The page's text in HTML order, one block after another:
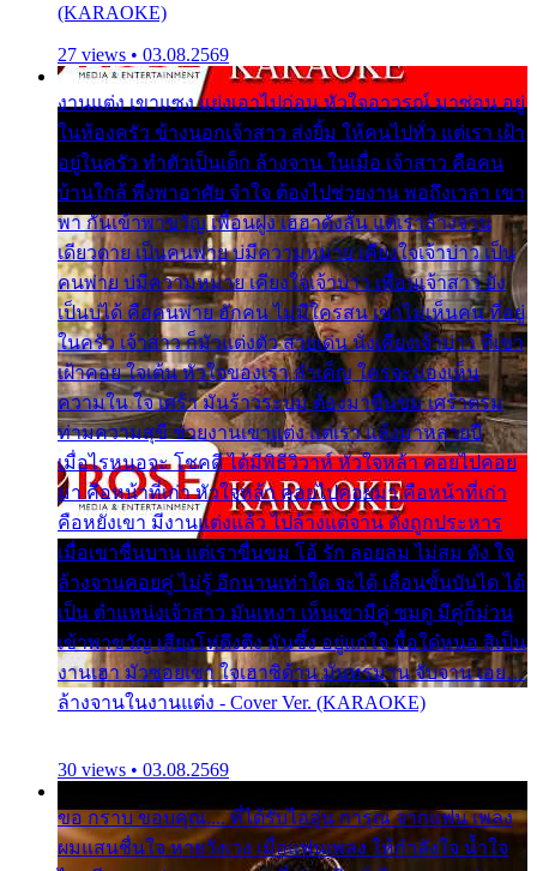
(KARAOKE)
27 views • 03.08.2569
งานแต่ง เขาแซง แย่งเอาไปก่อน หัวใจอาวรณ์ มาซ่อน อยู่
ในห้องครัว ข้างนอกเจ้าสาว ส่งยิ้ม ให้คนไปทั่ว แต่เรา เฝ้า
อยู่ในครัว ทำตัวเป็นเด็ก ล้างจาน ในเมื่อ เจ้าสาว คือคน
บ้านใกล้ พึ่งพาอาศัย จำใจ ต้องไปช่วยงาน พอถึงเวลา เขา
พา กันเข้าพาขวัญ เพื่อนฝูง เฮฮาดังลั่น แต่เราล้างจาน
เดียวดาย เป็นคนพ่าย บ่มีความหมาย เคียงใจเจ้าบ่าว เป็น
คนพ่าย บ่มีความหมาย เคียงใจเจ้าบ่าว เพื่อนเจ้าสาว ยัง
เป็นบ่ได้ คือคนพ่าย ฮักคน ไม่มีใครสน เขาไม่เห็นคน ที่อยู่
ในครัว เจ้าสาว ก็มัวแต่งตัว สวยเด่น นั่งเคียงเจ้าบ่าว ที่เขา
เฝ้าคอย ใจเต้น หัวใจของเรา ลำเค็ญ ใครจะมองเห็น
ความใน ใจ เศร้า มันร้าวระบม ต้องมาขื่นขม เศร้าตรม
ท่ามความสุขี ช่วยงานเขาแต่ง แต่เรา แล้งมาหลายปี
เมื่อไรหนอจะ โชคดี ได้มีพิธีวิวาห์ หัวใจหล้า คอยไปคอย
มา คือหน้าที่เก่า หัวใจหล้า คอยไปคอยมา คือหน้าที่เก่า
คือหยังเขา มีงานแต่งแล้ว ไปล้างแต่จาน ดั่งถูกประหาร
เมื่อเขาชื่นบาน แต่เราขื่นขม โอ้ รัก ลอยลม ไม่สม ดัง ใจ
ล้างจานคอยคู่ ไม่รู้ อีกนานเท่าใด จะได้ เลื่อนขั้นบันได ได้
เป็น ตำแหน่งเจ้าสาว มันเหงา เห็นเขามีคู่ ซมดู มีคู่ก็ม่วน
เข้าพาขวัญ เสียงโห่ตึงตึง มันซึ้ง อยู่แก่ใจ มื้อใด๋หนอ สิเป็น
งานเฮา มัวซอยเขา ใจเฮาซิด้าน มันทรมาน จับจาน เอย…
ล้างจานในงานแต่ง - Cover Ver. (KARAOKE)
30 views • 03.08.2569
ขอ กราบ ขอบคุณ.... ที่ได้รับไออุ่น การุณ จากแฟน เพลง
ผมแสนชื่นใจ หายวังเวง เมื่อแฟนเพลง ให้กำลังใจ น้ำใจ